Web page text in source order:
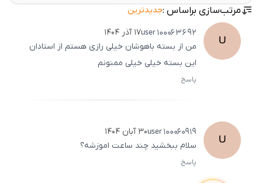
مرتب‌سازی براساس :جدیدترین
U
user100063692
۱۷ آذر ۱۴۰۴
من از بسته باهوشان خیلی رازی هستم از استادان
این بسته خیلی خیلی ممنونم
پاسخ
U
user100060919
۳۰ آبان ۱۴۰۴
سلام ببخشید چند ساعت اموزشه؟
پاسخ